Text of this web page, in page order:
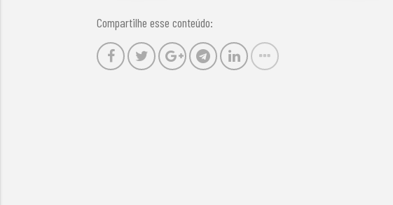
Compartilhe esse conteúdo: